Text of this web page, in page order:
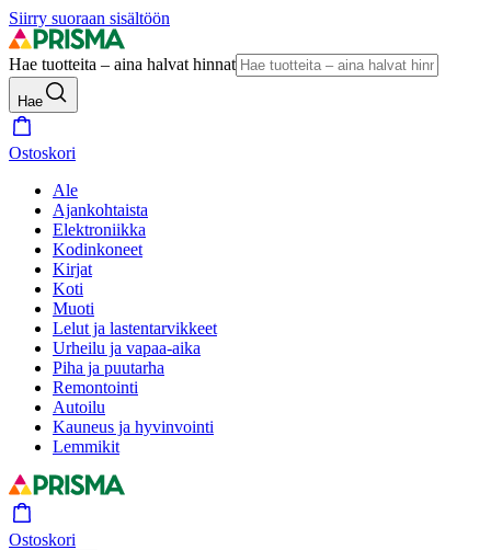
Siirry suoraan sisältöön
Hae tuotteita – aina halvat hinnat
Hae
Ostoskori
Ale
Ajankohtaista
Elektroniikka
Kodinkoneet
Kirjat
Koti
Muoti
Lelut ja lastentarvikkeet
Urheilu ja vapaa-aika
Piha ja puutarha
Remontointi
Autoilu
Kauneus ja hyvinvointi
Lemmikit
Ostoskori